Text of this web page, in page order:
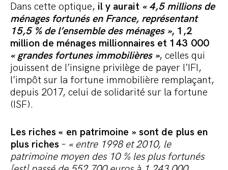
Dans cette optique, il y aurait « 4,5 millions de
ménages fortunés en France, représentant
15,5 % de l’ensemble des ménages », 1,2
million de ménages millionnaires et 143 000
« grandes fortunes immobilières », celles qui
jouissent de l’insigne privilège de payer l’IFI,
l’impôt sur la fortune immobilière remplaçant,
depuis 2017, celui de solidarité sur la fortune
(ISF).
Les riches « en patrimoine » sont de plus en
plus riches – « entre 1998 et 2010, le
patrimoine moyen des 10 % les plus fortunés